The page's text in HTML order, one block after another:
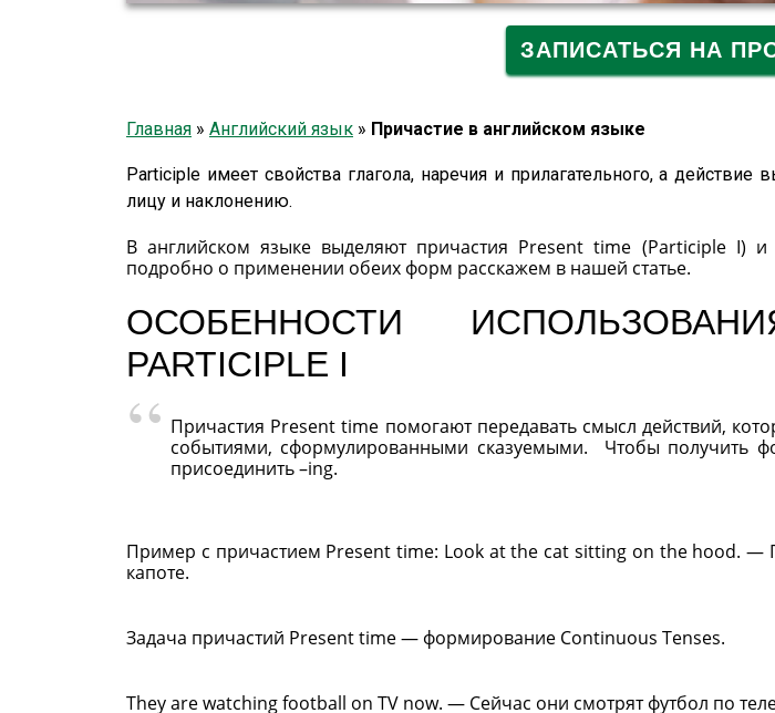
ЗАПИСАТЬСЯ НА
Главная » Английский язык » Причастие в английском языке
Participle имеет свойства глагола, наречия и прилагательного, а действие
лицу и наклонению.
В английском языке выделяют причастия Present time (Participle I)
подробно о применении обеих форм расскажем в нашей статье.
ОСОБЕННОСТИ
PARTICIPLE I
Причастия Present time помогают передавать смысл действий,
событиями, сформулированными сказуемыми. Чтобы получить
присоединить –ing.
Пример с причастием Present time: Look at the cat sitting on the hood. —
капоте.
Задача причастий Present time — формирование Continuous Tenses.
They are watching football on TV now. — Сейчас они смотрят футбол по